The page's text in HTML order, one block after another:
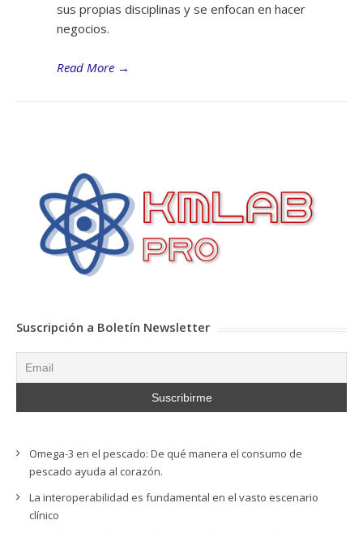
sus propias disciplinas y se enfocan en hacer
negocios.
Read More →
Suscripción a Boletín Newsletter
Omega-3 en el pescado: De qué manera el consumo de
pescado ayuda al corazón.
La interoperabilidad es fundamental en el vasto escenario
clínico